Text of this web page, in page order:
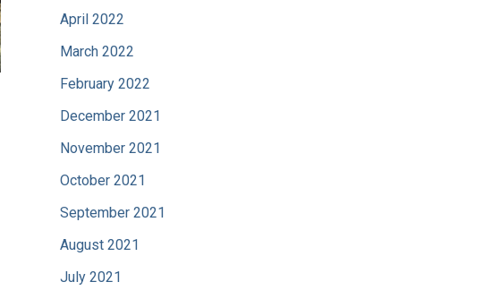
April 2022
March 2022
February 2022
December 2021
November 2021
October 2021
September 2021
August 2021
July 2021